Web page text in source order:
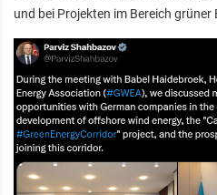
und bei Projekten im Bereich grüner